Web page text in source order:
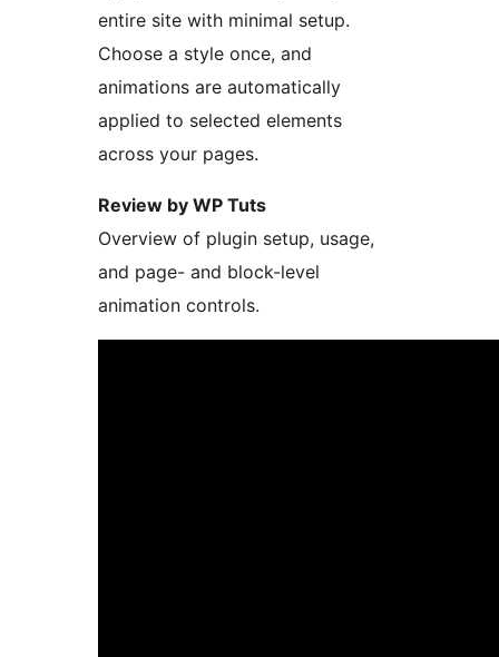
entire site with minimal setup.
Choose a style once, and
animations are automatically
applied to selected elements
across your pages.
Review by WP Tuts
Overview of plugin setup, usage,
and page- and block-level
animation controls.